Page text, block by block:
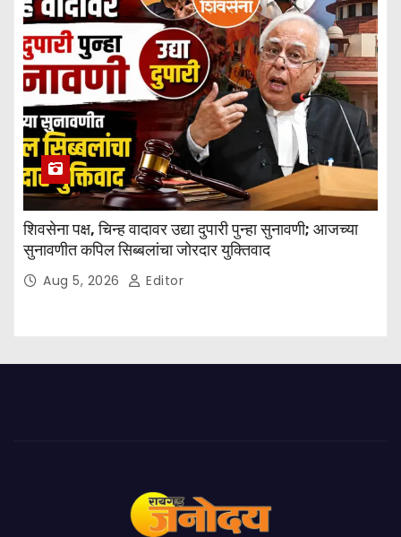
शिवसेना पक्ष, चिन्ह वादावर उद्या दुपारी पुन्हा सुनावणी; आजच्या
सुनावणीत कपिल सिब्बलांचा जोरदार युक्तिवाद
Aug 5, 2026 Editor